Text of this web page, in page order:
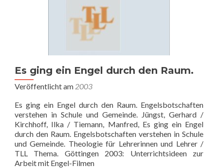
Es ging ein Engel durch den Raum.
Veröffentlicht am 2003
Es ging ein Engel durch den Raum. Engelsbotschaften
verstehen in Schule und Gemeinde. Jüngst, Gerhard /
Kirchhoff, Ilka / Tiemann, Manfred, Es ging ein Engel
durch den Raum. Engelsbotschaften verstehen in Schule
und Gemeinde. Theologie für Lehrerinnen und Lehrer /
TLL Thema. Göttingen 2003: Unterrichtsideen zur
Arbeit mit Engel-Filmen